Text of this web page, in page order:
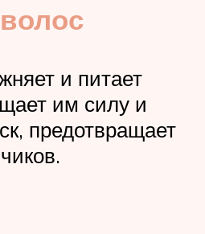
и питает
им силу и
предотвращает